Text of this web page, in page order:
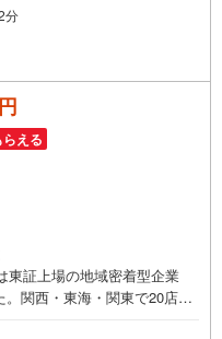
分
える
東証上場の地域密着型企業
関西・東海・関東で20店舗